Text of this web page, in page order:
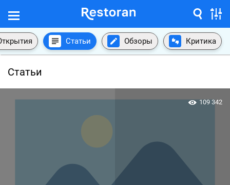
Статьи Обзоры Критика
Статьи
109 342